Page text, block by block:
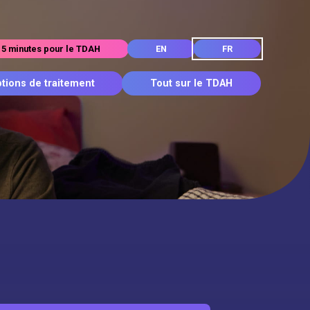
5 minutes pour le TDAH EN FR
de traitement Tout sur le TDAH